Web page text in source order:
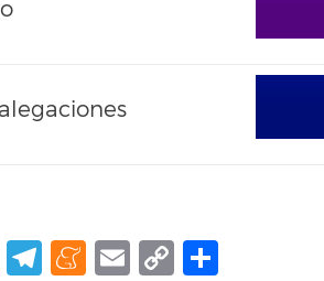
WhatsApp
Telegram
Meneame
Email
Copy